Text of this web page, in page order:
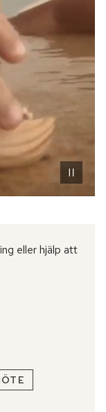
eller hjälp att